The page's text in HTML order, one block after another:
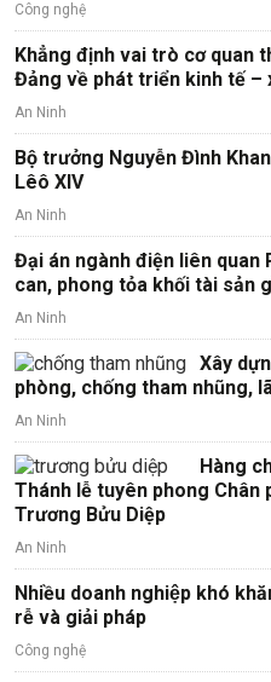
Công nghệ
Khẳng định vai trò cơ quan
Đảng về phát triển kinh tế –
An Ninh
Bộ trưởng Nguyễn Đình
Lêô XIV
An Ninh
Đại án ngành điện liên quan
can, phong tỏa khối tài sản
An Ninh
Xây
phòng, chống tham nhũng,
An Ninh
Hàng
Thánh lễ tuyên phong Chân
Trương Bửu Diệp
An Ninh
Nhiều doanh nghiệp khó
rễ và giải pháp
Công nghệ